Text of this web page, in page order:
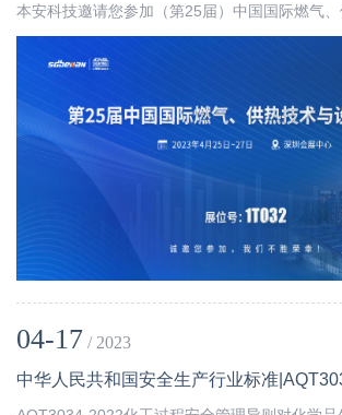
04-17 / 2023